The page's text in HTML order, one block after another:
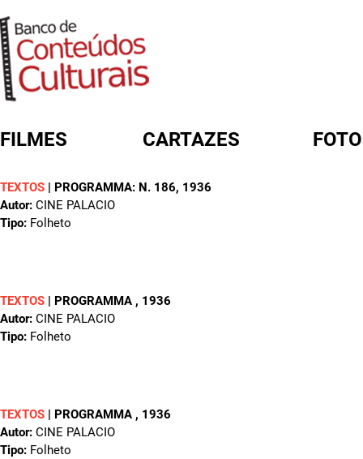
FILMES CARTAZES
TEXTOS | PROGRAMMA: N. 186, 1936
Autor: CINE PALACIO
Tipo: Folheto
TEXTOS | PROGRAMMA , 1936
Autor: CINE PALACIO
Tipo: Folheto
TEXTOS | PROGRAMMA , 1936
Autor: CINE PALACIO
Tipo: Folheto
FORMULÁRIO DE BUSCA